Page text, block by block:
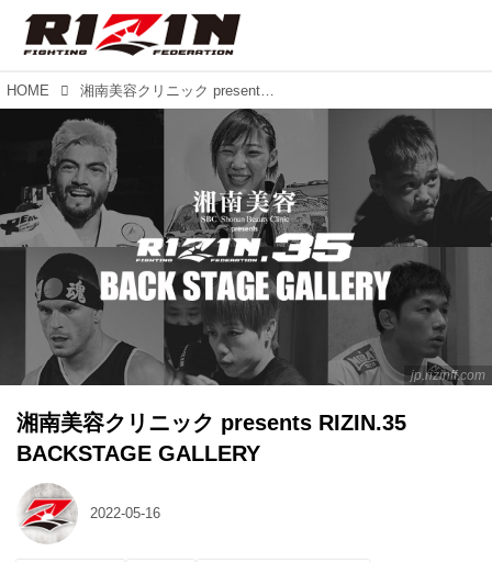
HOME 湘南美容クリニック presents RIZIN.35 BACKSTAGE GALLERY
jp.rizinff.com
湘南美容クリニック presents RIZIN.35
BACKSTAGE GALLERY
2022-05-16